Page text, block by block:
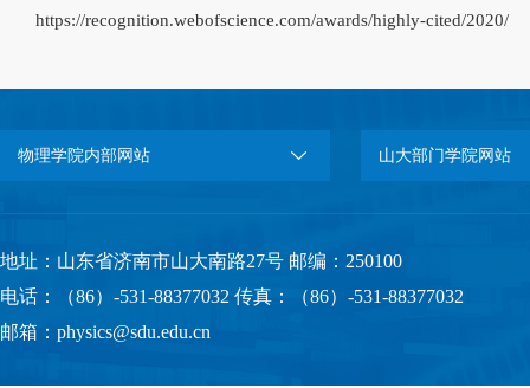
https://recognition.webofscience.com/awards/highly-cited/2020/
物理学院内部网站 山大部门学院网站
地址：山东省济南市山大南路27号 邮编：250100
电话：（86）-531-88377032 传真：（86）-531-88377032
邮箱：physics@sdu.edu.cn